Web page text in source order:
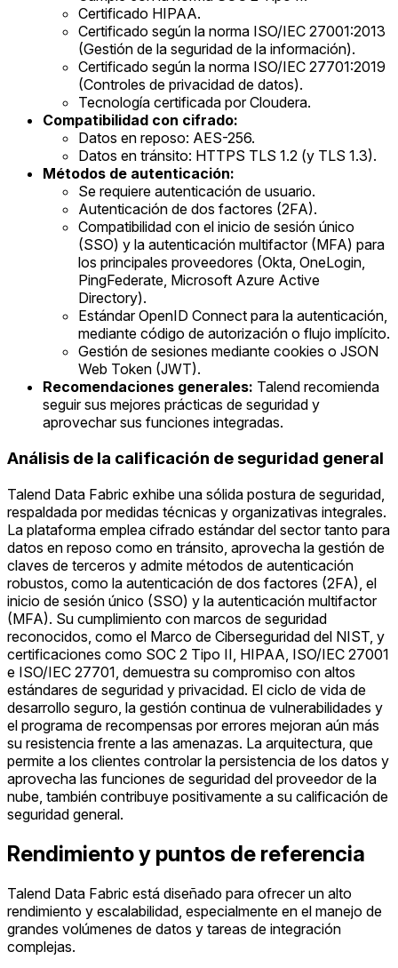
Certificado HIPAA.
Certificado según la norma ISO/IEC 27001:2013
(Gestión de la seguridad de la información).
Certificado según la norma ISO/IEC 27701:2019
(Controles de privacidad de datos).
Tecnología certificada por Cloudera.
Compatibilidad con cifrado:
Datos en reposo: AES-256.
Datos en tránsito: HTTPS TLS 1.2 (y TLS 1.3).
Métodos de autenticación:
Se requiere autenticación de usuario.
Autenticación de dos factores (2FA).
Compatibilidad con el inicio de sesión único
(SSO) y la autenticación multifactor (MFA) para
los principales proveedores (Okta, OneLogin,
PingFederate, Microsoft Azure Active
Directory).
Estándar OpenID Connect para la autenticación,
mediante código de autorización o flujo implícito.
Gestión de sesiones mediante cookies o JSON
Web Token (JWT).
Recomendaciones generales: Talend recomienda
seguir sus mejores prácticas de seguridad y
aprovechar sus funciones integradas.
Análisis de la calificación de seguridad general
Talend Data Fabric exhibe una sólida postura de seguridad,
respaldada por medidas técnicas y organizativas integrales.
La plataforma emplea cifrado estándar del sector tanto para
datos en reposo como en tránsito, aprovecha la gestión de
claves de terceros y admite métodos de autenticación
robustos, como la autenticación de dos factores (2FA), el
inicio de sesión único (SSO) y la autenticación multifactor
(MFA). Su cumplimiento con marcos de seguridad
reconocidos, como el Marco de Ciberseguridad del NIST, y
certificaciones como SOC 2 Tipo II, HIPAA, ISO/IEC 27001
e ISO/IEC 27701, demuestra su compromiso con altos
estándares de seguridad y privacidad. El ciclo de vida de
desarrollo seguro, la gestión continua de vulnerabilidades y
el programa de recompensas por errores mejoran aún más
su resistencia frente a las amenazas. La arquitectura, que
permite a los clientes controlar la persistencia de los datos y
aprovecha las funciones de seguridad del proveedor de la
nube, también contribuye positivamente a su calificación de
seguridad general.
Rendimiento y puntos de referencia
Talend Data Fabric está diseñado para ofrecer un alto
rendimiento y escalabilidad, especialmente en el manejo de
grandes volúmenes de datos y tareas de integración
complejas.